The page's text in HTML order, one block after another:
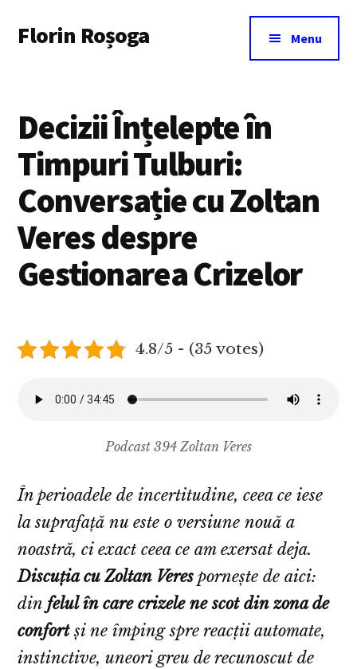
main
menu
Florin Roșoga Menu
Decizii Înțelepte în
Timpuri Tulburi:
Conversație cu Zoltan
Veres despre
Gestionarea Crizelor
4.8/5 - (35 votes)
Podcast 394 Zoltan Veres
În perioadele de incertitudine, ceea ce iese
la suprafață nu este o versiune nouă a
noastră, ci exact ceea ce am exersat deja.
Discuția cu Zoltan Veres pornește de aici:
dinfelul în care crizele ne scot din zona de
confortși ne împing spre reacții automate,
instinctive, uneori greu de recunoscut de